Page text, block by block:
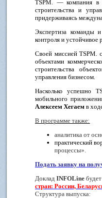
TSPM. — компания в
строительства и
придерживаясь
Экспертиза команды
контроля и устойчивое
Своей миссией TSPM.
объектами
строительства
управления бизнесом.
Насколько успешно
мобильного
Алексеем Хегаем в
В программе также:
аналитика от
практический
процессы».
Подать заявку на
Доклад INFOLine
стран: России,
Структура выпуска: